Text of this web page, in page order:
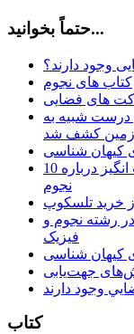
حتماً بخوانید...
وجود دارند؟
کتاب های نجوم
های فضایی
درست شبیه به
زمین کشف شد
کیهان شناسی
10 واقعیت عجیب و شگفت انگیز درباره
نجوم
خرید تلسکوپ
رشته نجوم و
فیزیک
کیهان شناسی
جهت‌یابی
کتاب